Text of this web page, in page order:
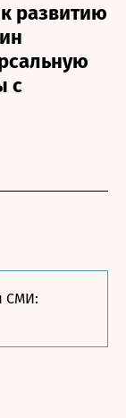
развитию
с
СМИ: